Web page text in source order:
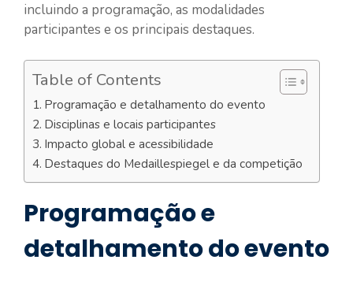
incluindo a programação, as modalidades
participantes e os principais destaques.
Table of Contents
Programação e detalhamento do evento
Disciplinas e locais participantes
Impacto global e acessibilidade
Destaques do Medaillespiegel e da competição
Programação e
detalhamento do evento